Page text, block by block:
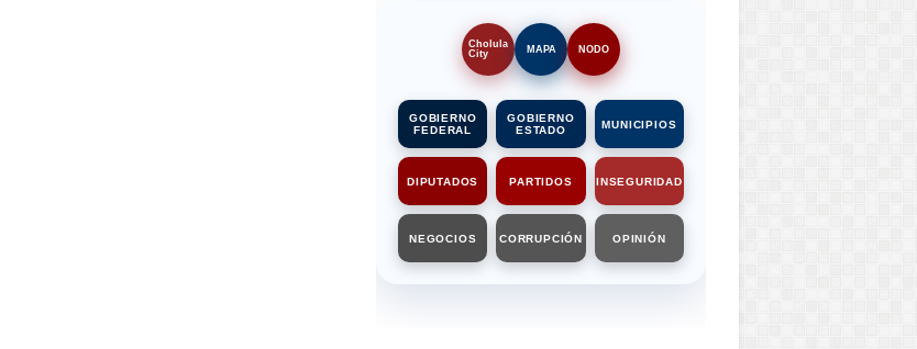
Cholula
City
MAPA NODO
GOBIERNO
FEDERAL
GOBIERNO
ESTADO
MUNICIPIOS
DIPUTADOS PARTIDOS INSEGURIDAD
NEGOCIOS CORRUPCIÓN OPINIÓN